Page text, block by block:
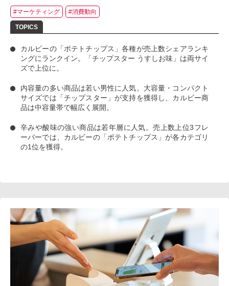
#マーケティング #消費動向
カルビーの「ポテトチップス」各種が売上数シェアランキ
ングにランクイン。
「チップスター うすしお味」 は両サイ
ズで上位に。
内容量の多い商品は若い男性に人気。大容量・コンパクト
サイズでは「チップスター」が支持を獲得し、カルビー商
品は中容量帯で幅広く展開。
辛みや酸味の強い商品は若年層に人気。売上数上位3フレ
ーバーでは、カルビーの「ポテトチップス」が各カテゴリ
の1位を獲得。